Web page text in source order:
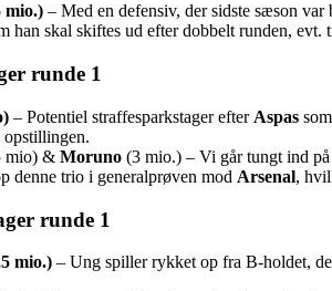
mio.) – Med en defensiv, der sidste sæson
han skal skiftes ud efter dobbelt runden, evt.
runde 1
– Potentiel straffesparkstager efter Aspas
opstillingen.
mio) & Moruno (3 mio.) – Vi går tungt ind på
denne trio i generalprøven mod Arsenal,
runde 1
mio.) – Ung spiller rykket op fra B-holdet,